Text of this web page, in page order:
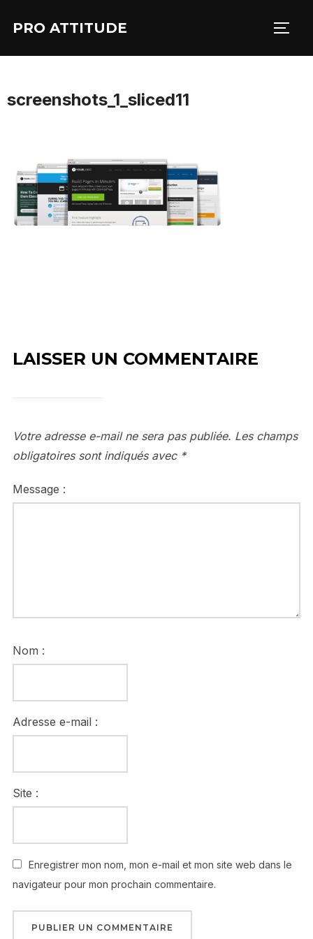
PRO ATTITUDE
screenshots_1_sliced11
LAISSER UN COMMENTAIRE
Votre adresse e-mail ne sera pas publiée. Les champs
obligatoires sont indiqués avec *
Message :
Nom :
Adresse e-mail :
Site :
Enregistrer mon nom, mon e-mail et mon site web dans le
navigateur pour mon prochain commentaire.